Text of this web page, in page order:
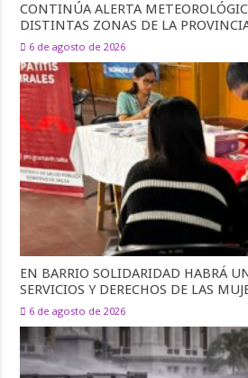
CONTINÚA ALERTA
DISTINTAS ZONAS DE LA
6 de agosto de 2026
EN BARRIO SOLIDARIDAD HABRÁ
SERVICIOS Y DERECHOS DE LAS
6 de agosto de 2026